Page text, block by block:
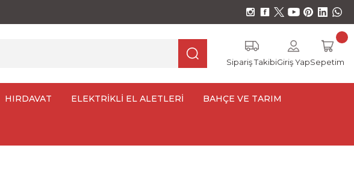
Sipariş TakibiGiriş YapSepetim
HIRDAVAT ELEKTRİKLİ EL ALETLERİ BAHÇE VE TARIM